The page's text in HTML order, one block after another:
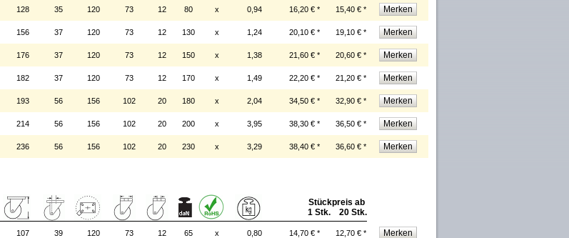
128 35 120 73 12 80 x 0,94 16,20 € * 15,40 € *
156 37 120 73 12 130 x 1,24 20,10 € * 19,10 € *
176 37 120 73 12 150 x 1,38 21,60 € * 20,60 € *
182 37 120 73 12 170 x 1,49 22,20 € * 21,20 € *
193 56 156 102 20 180 x 2,04 34,50 € * 32,90 € *
214 56 156 102 20 200 x 3,95 38,30 € * 36,50 € *
236 56 156 102 20 230 x 3,29 38,40 € * 36,60 € *
Stückpreis ab
1 Stk. 20 Stk.
107 39 120 73 12 65 x 0,80 14,70 € * 12,70 € *